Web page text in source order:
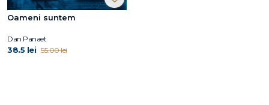
Oameni suntem
Dan Panaet
38.5 lei 55.00 lei